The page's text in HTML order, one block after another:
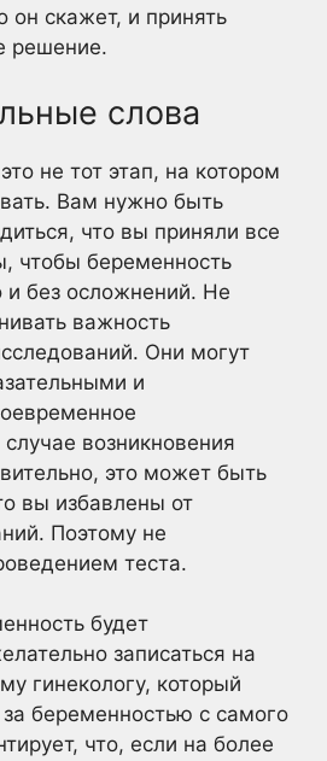
он скажет, и принять
решение.
слова
не тот этап, на котором
Вам нужно быть
что вы приняли все
чтобы беременность
и без осложнений. Не
важность
Они могут
и
возникновения
это может быть
вы избавлены от
Поэтому не
теста.
будет
записаться на
гинекологу, который
беременностью с самого
что, если на более